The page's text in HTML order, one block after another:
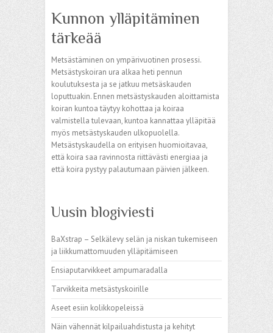
Kunnon ylläpitäminen
tärkeää
Metsästäminen on ympärivuotinen prosessi.
Metsästyskoiran ura alkaa heti pennun
koulutuksesta ja se jatkuu metsäskauden
loputtuakin. Ennen metsästyskauden aloittamista
koiran kuntoa täytyy kohottaa ja koiraa
valmistella tulevaan, kuntoa kannattaa ylläpitää
myös metsästyskauden ulkopuolella.
Metsästyskaudella on erityisen huomioitavaa,
että koira saa ravinnosta riittävästi energiaa ja
että koira pystyy palautumaan päivien jälkeen.
Uusin blogiviesti
BaXstrap – Selkälevy selän ja niskan tukemiseen
ja liikkumattomuuden ylläpitämiseen
Ensiaputarvikkeet ampumaradalla
Tarvikkeita metsästyskoirille
Aseet esiin kolikkopeleissä
Näin vähennät kilpailuahdistusta ja kehityt